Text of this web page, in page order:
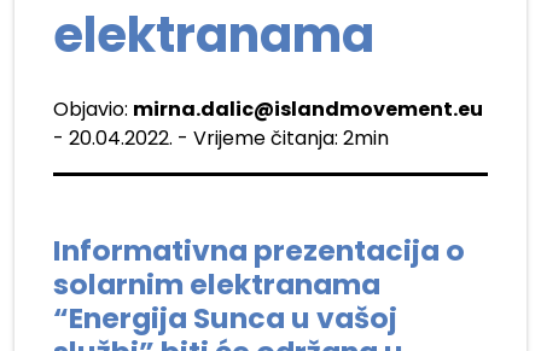
elektranama
Objavio: mirna.dalic@islandmovement.eu
- 20.04.2022. - Vrijeme čitanja: 2min
Informativna prezentacija o
solarnim elektranama
“Energija Sunca u vašoj